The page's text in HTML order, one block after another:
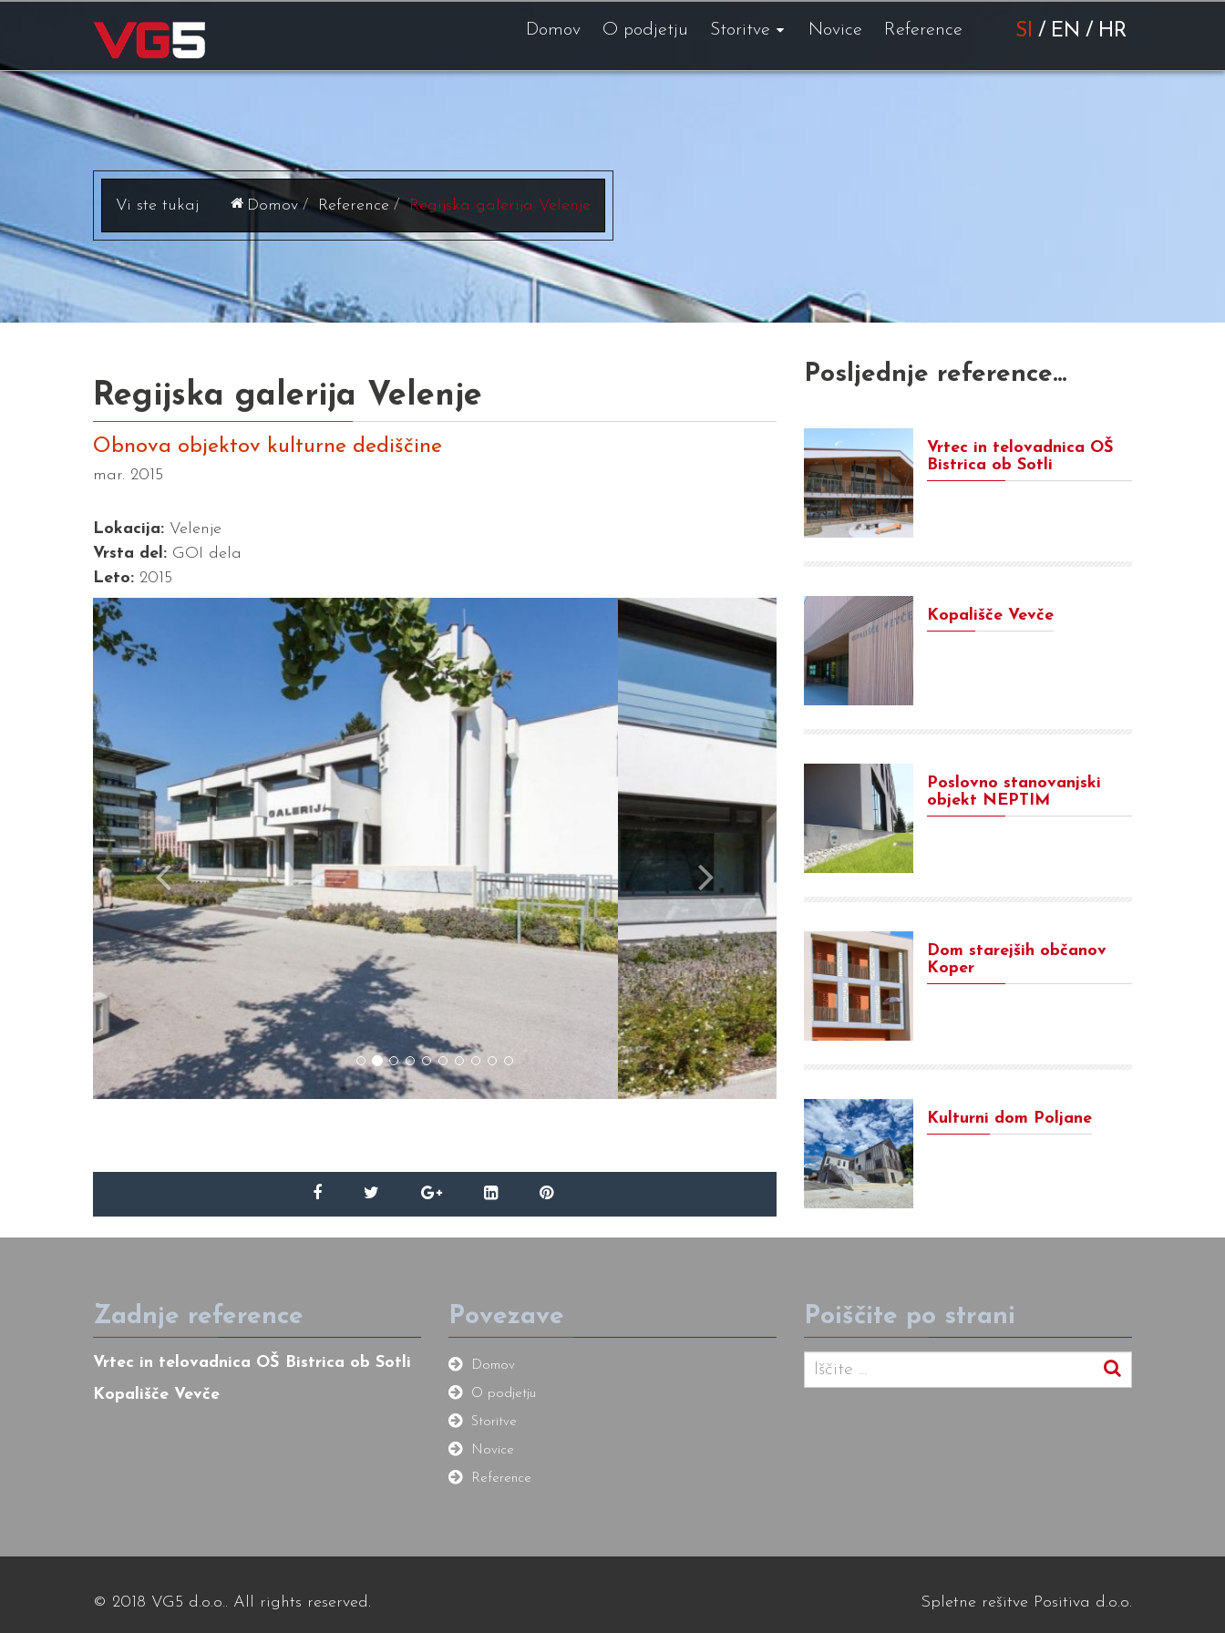
Domov O podjetju Storitve Novice Reference SI / EN / HR
Domov Reference Regijska galerija Velenje
Regijska galerija Velenje
Obnova objektov kulturne dediščine
mar. 2015
Lokacija: Velenje
Vrsta del: GOI dela
Leto: 2015
Posljednje reference...
Vrtec in telovadnica OŠ
Bistrica ob Sotli
Kopališče Vevče
Poslovno stanovanjski
objekt NEPTIM
Dom starejših občanov
Koper
Kulturni dom Poljane
Zadnje reference
Vrtec in telovadnica OŠ Bistrica ob Sotli
Kopališče Vevče
Povezave
Domov
O podjetju
Storitve
Novice
Reference
Poiščite po strani
© 2018 VG5 d.o.o.. All rights reserved. Spletne rešitve Positiva d.o.o.